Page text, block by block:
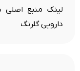
لینک منبع اصلی
دارویی گلرنگ